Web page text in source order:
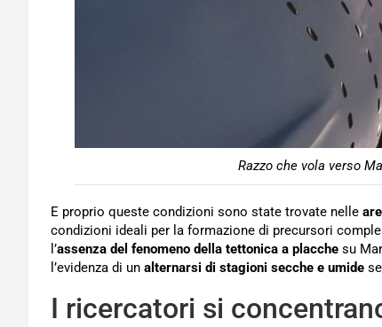
Razzo che vola verso
E proprio queste condizioni sono state trovate nelle
condizioni ideali per la formazione di precursori
l’assenza del fenomeno della tettonica a placche su
l’evidenza di un alternarsi di stagioni secche e umide
I ricercatori si